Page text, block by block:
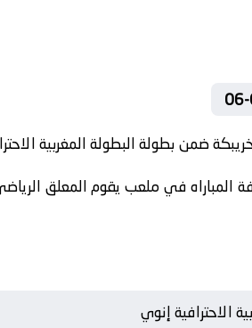
ضمن بطولة البطولة المغربية
في ملعب يقوم المعلق الرياضى
الاحترافية إنوي